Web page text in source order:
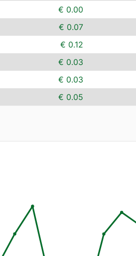
€ 0.00
€ 0.07
€ 0.12
€ 0.03
€ 0.03
€ 0.05